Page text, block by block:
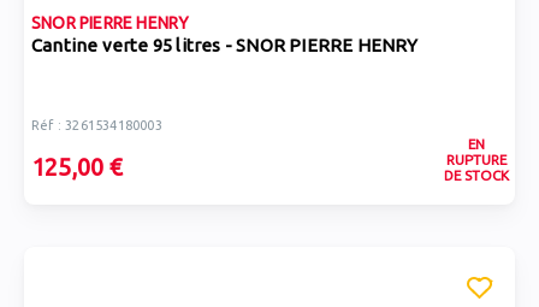
SNOR PIERRE HENRY
Cantine verte 95 litres - SNOR PIERRE HENRY
Réf : 3261534180003
125,00 €
EN
RUPTURE
DE STOCK